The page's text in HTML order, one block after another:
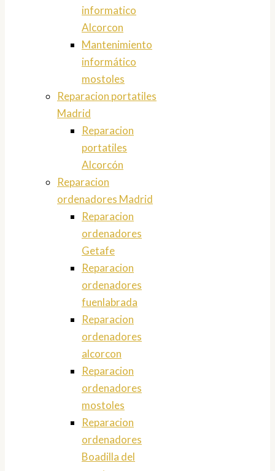
informatico
Alcorcon
Mantenimiento
informático
mostoles
Reparacion portatiles
Madrid
Reparacion
portatiles
Alcorcón
Reparacion
ordenadores Madrid
Reparacion
ordenadores
Getafe
Reparacion
ordenadores
fuenlabrada
Reparacion
ordenadores
alcorcon
Reparacion
ordenadores
mostoles
Reparacion
ordenadores
Boadilla del